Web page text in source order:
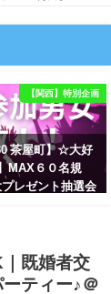
【関西】特別企画
茶屋町】☆大好
MAX６０名規
レゼント抽選会
】
｜既婚者交
ティー♪＠